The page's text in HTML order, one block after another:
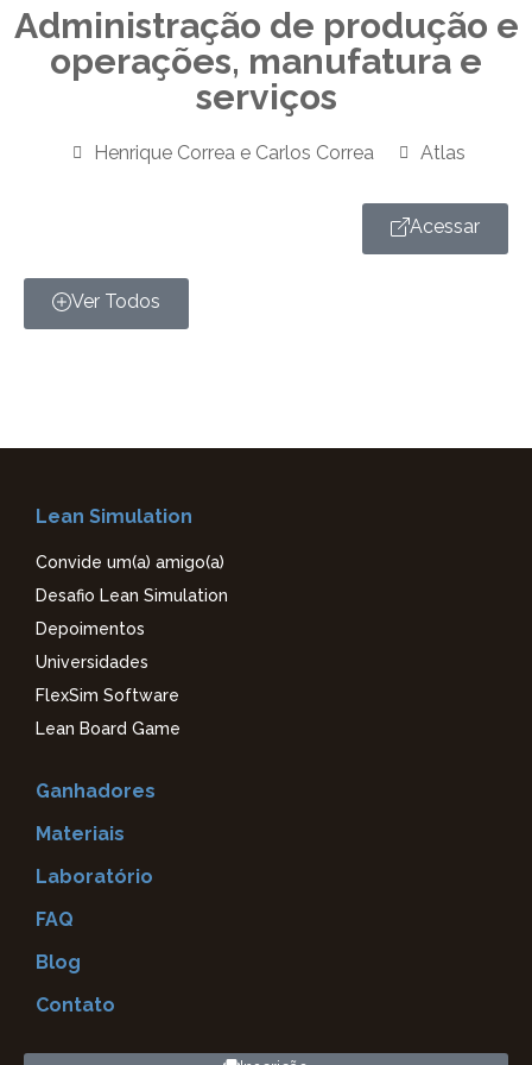
Administração de produção e
operações, manufatura e
serviços
Henrique Correa e Carlos Correa Atlas
Acessar
Ver Todos
Lean Simulation
Convide um(a) amigo(a)
Desafio Lean Simulation
Depoimentos
Universidades
FlexSim Software
Lean Board Game
Ganhadores
Materiais
Laboratório
FAQ
Blog
Contato